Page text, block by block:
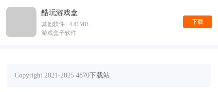
酷玩游戏盒
其他软件
4.81MB
游戏盒子软件
下载
Copyright 2021-2025 4870下载站